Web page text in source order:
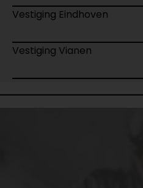
Vestiging Eindhoven
Vestiging Vianen